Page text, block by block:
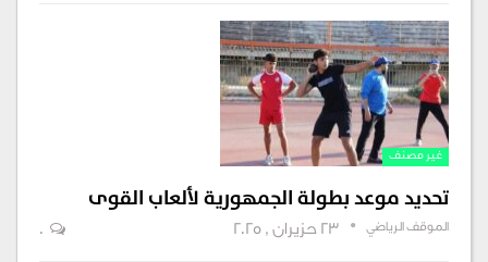
غير مصنف
تحديد موعد بطولة الجمهورية لألعاب القوى
الموقف الرياضي 23 حزيران , 2025 0